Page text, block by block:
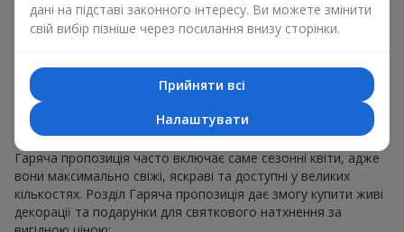
Які букети найчастіше
потрапляють в розділ Гаряча
пропозиція
Сезонні композиції
Гаряча пропозиція часто включає саме сезонні квіти, адже
вони максимально свіжі, яскраві та доступні у великих
кількостях. Розділ Гаряча пропозиція дає змогу купити живі
декорації та подарунки для святкового натхнення за
дані на підставі законного інтересу. Ви можете змінити
свій вибір пізніше через посилання внизу сторінки.
Прийняти всі
Налаштувати